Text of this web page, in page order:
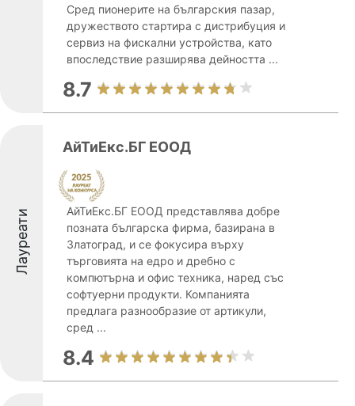
Сред пионерите на българския пазар,
дружеството стартира с дистрибуция и
сервиз на фискални устройства, като
впоследствие разширява дейността ...
8.7
Лауреати
АйТиЕкс.БГ ЕООД
АйТиЕкс.БГ ЕООД представлява добре
позната българска фирма, базирана в
Златоград, и се фокусира върху
търговията на едро и дребно с
компютърна и офис техника, наред със
софтуерни продукти. Компанията
предлага разнообразие от артикули,
сред ...
8.4